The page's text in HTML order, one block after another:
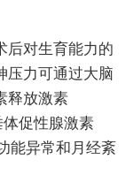
后对生育能力的
压力可通过大脑
释放激素
体促性腺激素
能异常和月经紊